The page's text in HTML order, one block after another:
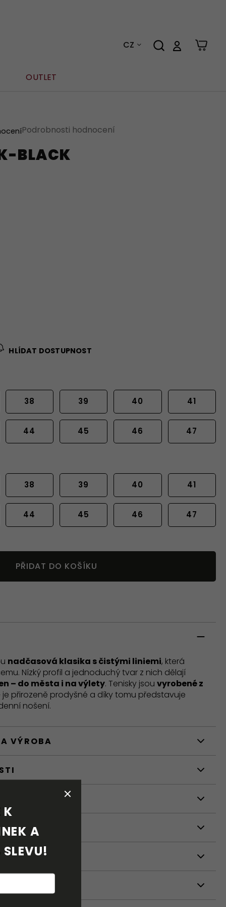
CZ
OUTLET
BLACK
Podrobnosti hodnocení
HLÍDAT DOSTUPNOST
38 39 40 41
44 45 46 47
38 39 40 41
44 45 46 47
PŘIDAT DO KOŠÍKU
nadčasová klasika s čistými liniemi, která
Nízký profil a jednoduchý tvar z nich dělají
– do města i na výlety. Tenisky jsou vyrobené z
je přirozeně prodyšné a díky tomu představuje
nošení.
VÝROBA
K
A